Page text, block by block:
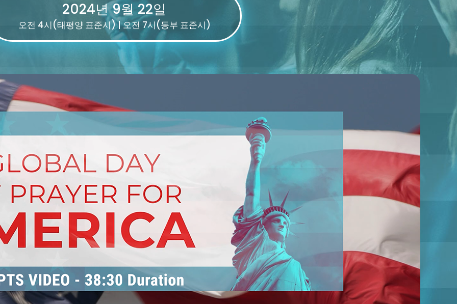
2024년 9월 22일
오전 4시(태평양 표준시) | 오전 7시(동부 표준시)